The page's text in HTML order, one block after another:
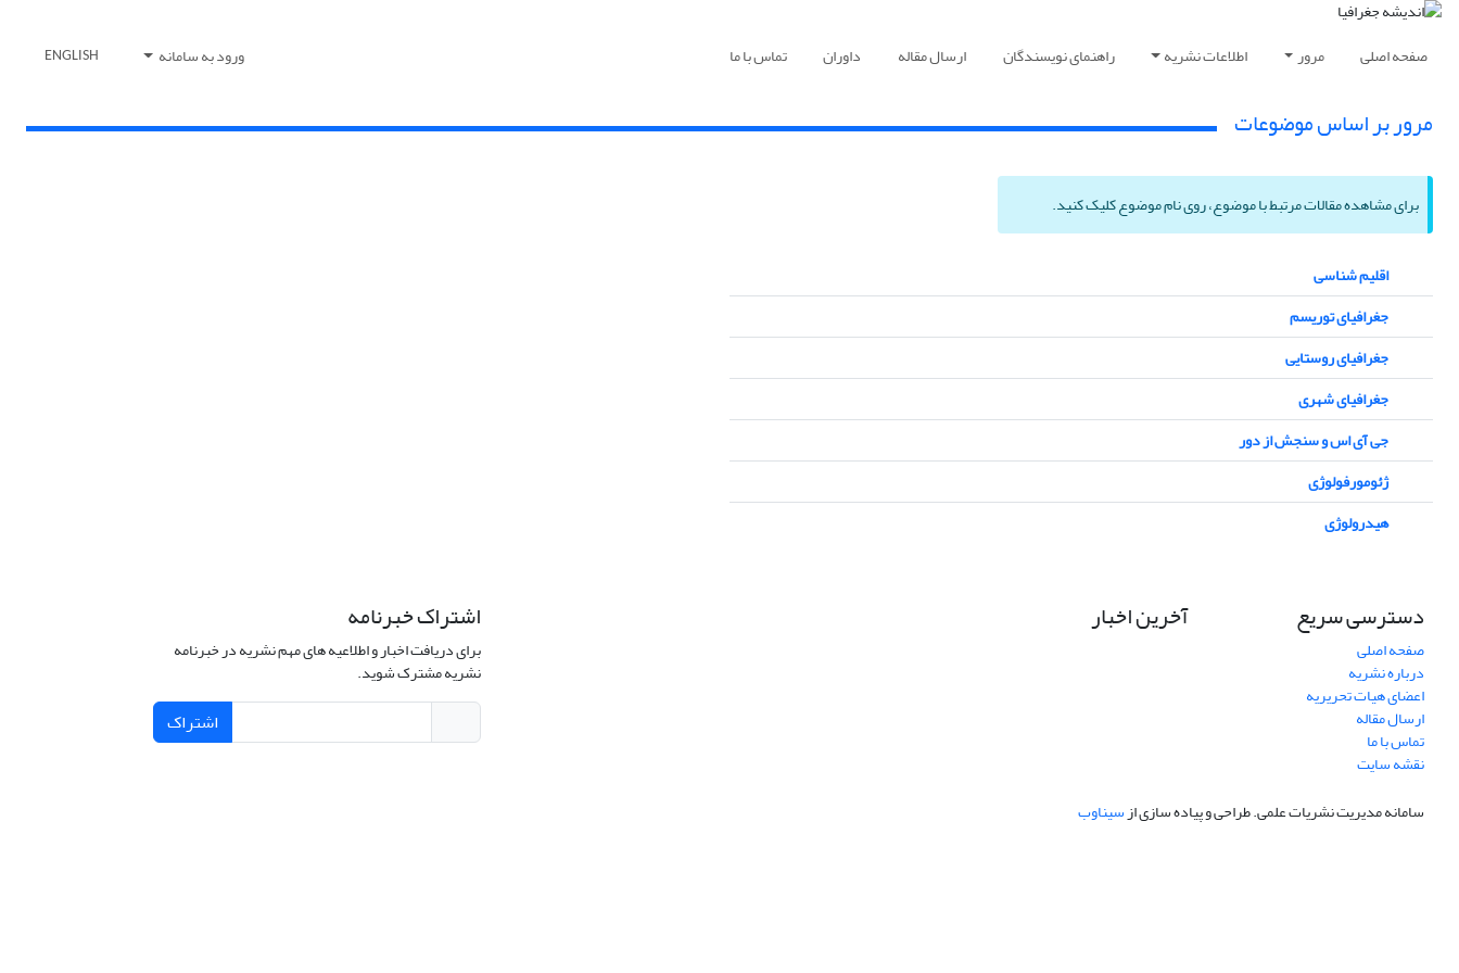
صفحه اصلی مرور اطلاعات نشریه راهنمای نویسندگان ارسال مقاله داوران تماس با ما ورود به سامانه ENGLISH
مرور بر اساس موضوعات
برای مشاهده مقالات مرتبط با موضوع، روی نام موضوع کلیک کنید.
اقلیم شناسی
جغرافیای توریسم
جغرافیای روستایی
جغرافیای شهری
جی آی اس و سنجش از دور
ژئومورفولوژی
هیدرولوژی
دسترسی سریع
صفحه اصلی
درباره نشریه
اعضای هیات تحریریه
ارسال مقاله
تماس با ما
نقشه سایت
آخرین اخبار اشتراک خبرنامه
برای دریافت اخبار و اطلاعیه های مهم نشریه در خبرنامه
نشریه مشترک شوید.
اشتراک
سامانه مدیریت نشریات علمی.طراحی و پیاده سازی ازسیناوب